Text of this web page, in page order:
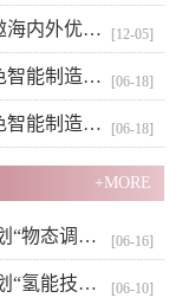
人才加盟！ [12-05]
招聘启事（二） [06-18]
招聘启事（一） [06-18]
+MORE
专项的通知 [06-16]
专项的通知 [06-10]